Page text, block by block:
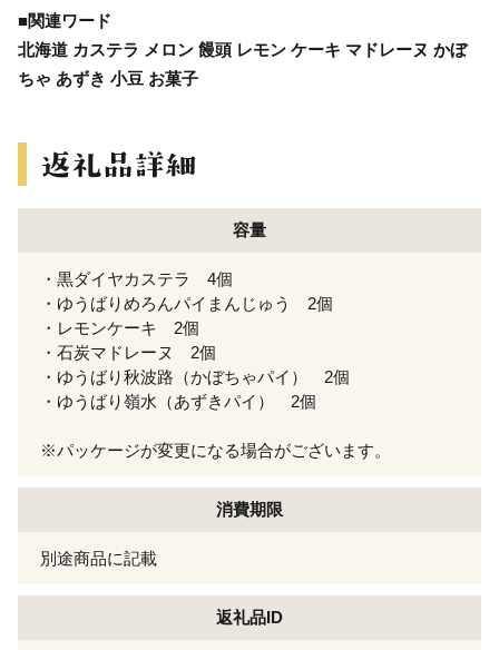
■関連ワード
北海道 カステラ メロン 饅頭 レモン ケーキ マドレーヌ かぼ
ちゃ あずき 小豆 お菓子
容量
・黒ダイヤカステラ 4個
・ゆうばりめろんパイまんじゅう 2個
・レモンケーキ 2個
・石炭マドレーヌ 2個
・ゆうばり秋波路（かぼちゃパイ） 2個
・ゆうばり嶺水（あずきパイ） 2個
※パッケージが変更になる場合がございます。
消費期限
別途商品に記載
返礼品ID